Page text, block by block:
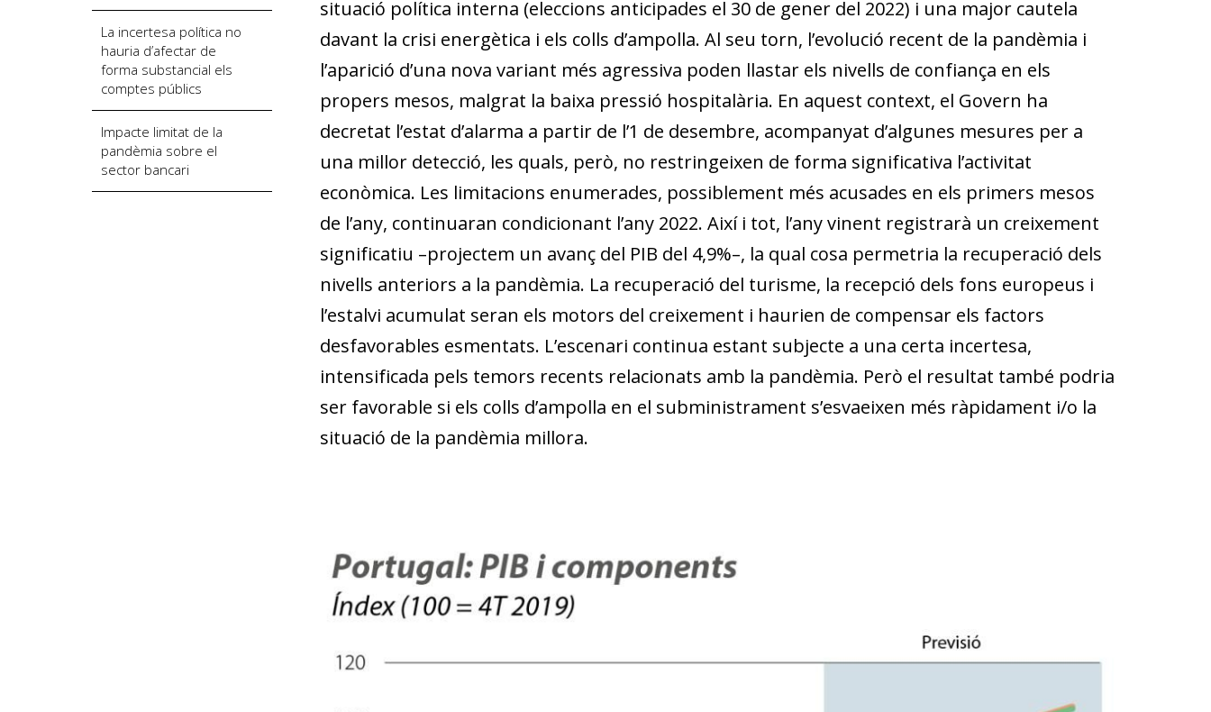
La incertesa política no
hauria d’afectar de
forma substancial els
comptes públics
Impacte limitat de la
pandèmia sobre el
sector bancari
situació política interna (eleccions anticipades el 30 de gener del 2022) i una major cautela
davant la crisi energètica i els colls d’ampolla. Al seu torn, l’evolució recent de la pandèmia i
l’aparició d’una nova variant més agressiva poden llastar els nivells de confiança en els
propers mesos, malgrat la baixa pressió hospitalària. En aquest context, el Govern ha
decretat l’estat d’alarma a partir de l’1 de desembre, acompanyat d’algunes mesures per a
una millor detecció, les quals, però, no restringeixen de forma significativa l’activitat
econòmica. Les limitacions enumerades, possiblement més acusades en els primers mesos
de l’any, continuaran condicionant l’any 2022. Així i tot, l’any vinent registrarà un creixement
significatiu –projectem un avanç del PIB del 4,9%–, la qual cosa permetria la recuperació dels
nivells anteriors a la pandèmia. La recuperació del turisme, la recepció dels fons europeus i
l’estalvi acumulat seran els motors del creixement i haurien de compensar els factors
desfavorables esmentats. L’escenari continua estant subjecte a una certa incertesa,
intensificada pels temors recents relacionats amb la pandèmia. Però el resultat també podria
ser favorable si els colls d’ampolla en el subministrament s’esvaeixen més ràpidament i/o la
situació de la pandèmia millora.